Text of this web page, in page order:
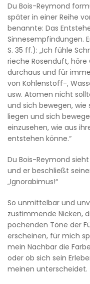
Du Bois-Reymond
später in einer Reihe
benannte: Das
Sinnesempfindungen.
S. 35 ff.): „Ich fühle
rieche Rosenduft, höre
durchaus und für
von Kohlenstoff-,
usw. Atomen nicht
und sich bewegen, wie
liegen und sich
einzusehen, wie aus
entstehen könne.“
Du Bois-Reymond
und er beschließt
„Ignorabimus!“
So unmittelbar und
zustimmende Nicken,
pochenden Töne der
erscheinen, für mich
mein Nachbar die
oder ob sich sein
meinen unterscheidet.